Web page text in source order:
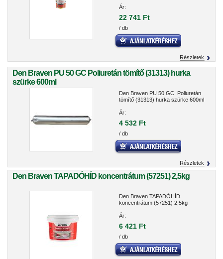
Ár:
22 741 Ft
/ db
Részletek
Den Braven PU 50 GC Poliuretán tömítő (31313) hurka
szürke 600ml
Den Braven PU 50 GC Poliuretán
tömítő (31313) hurka szürke 600ml
Ár:
4 532 Ft
/ db
Részletek
Den Braven TAPADÓHÍD koncentrátum (57251) 2,5kg
Den Braven TAPADÓHÍD
koncentrátum (57251) 2,5kg
Ár:
6 421 Ft
/ db